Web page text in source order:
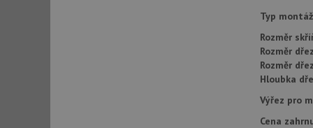
Typ
Rozměr
Rozměr
Rozměr
Hloubka
Výřez pro
Cena
AUTORIZACE